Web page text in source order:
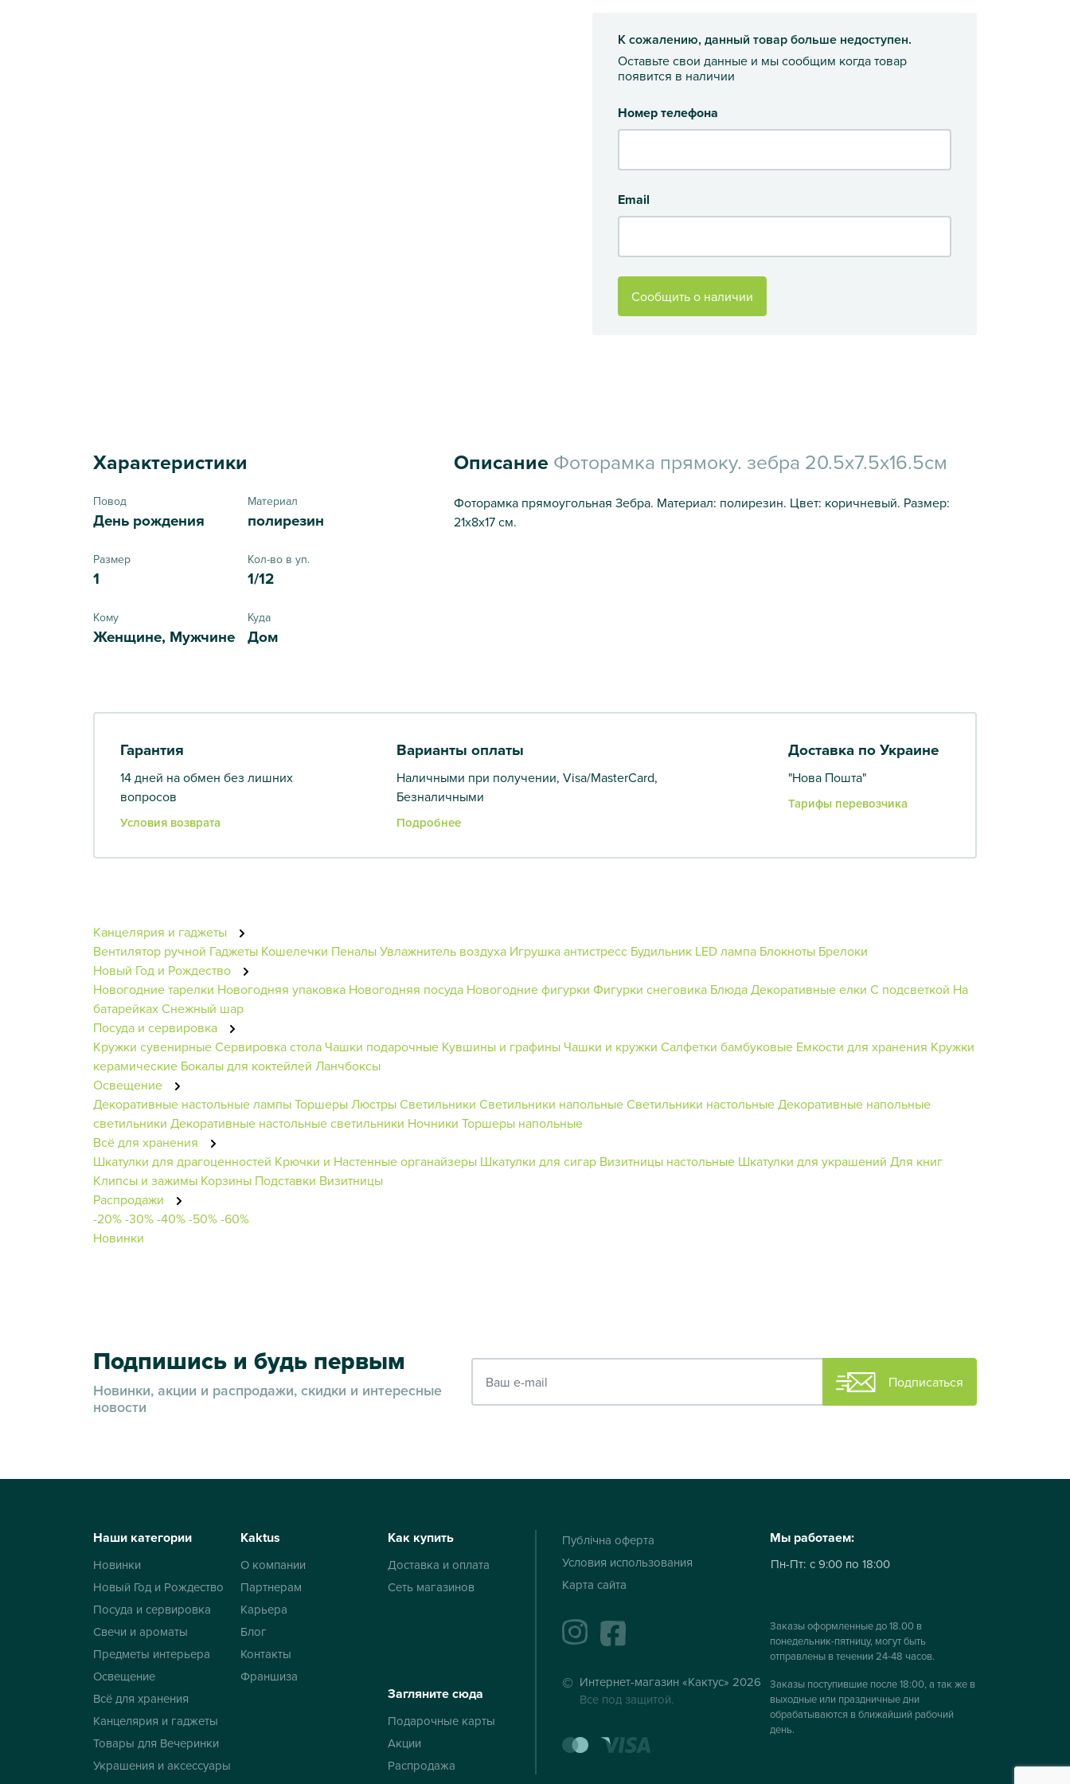
К сожалению, данный товар больше недоступен.
Оставьте свои данные и мы сообщим когда товар
появится в наличии
Номер телефона
Email
Сообщить о наличии
Характеристики
Повод
День рождения
Материал
полирезин
Размер
1
Кол-во в уп.
1/12
Кому
Женщине, Мужчине
Куда
Дом
Описание Фоторамка прямоку. зебра 20.5х7.5х16.5см
Фоторамка прямоугольная Зебра. Материал: полирезин. Цвет: коричневый. Размер:
21х8х17 см.
Гарантия
14 дней на обмен без лишних
вопросов
Условия возврата
Варианты оплаты
Наличными при получении, Visa/MasterCard,
Безналичными
Подробнее
Доставка по Украине
"Нова Пошта"
Тарифы перевозчика
Канцелярия и гаджеты
Вентилятор ручной Гаджеты Кошелечки ПеналыУвлажнитель воздуха Игрушка антистресс Будильник LED лампа Блокноты Брелоки
Новый Год и Рождество
Новогодние тарелки Новогодняя упаковка Новогодняя посуда Новогодние фигурки Фигурки снеговика БлюдаДекоративные елки С подсветкой На
батарейкахСнежный шар
Посуда и сервировка
Кружки сувенирныеСервировка стола Чашки подарочные Кувшины и графины Чашки и кружки Салфетки бамбуковые Емкости для хранения Кружки
керамические Бокалы для коктейлей Ланчбоксы
Освещение
Декоративные настольные лампыТоршерыЛюстрыСветильники Светильники напольныеСветильники настольныеДекоративные напольные
светильники Декоративные настольные светильники Ночники Торшеры напольные
Всё для хранения
Шкатулки для драгоценностей Крючки и Настенные органайзеры Шкатулки для сигар Визитницы настольные Шкатулки для украшений Для книг
Клипсы и зажимы Корзины Подставки Визитницы
Распродажи
-20%-30%-40%-50%-60%
Новинки
Подпишись и будь первым
Новинки, акции и распродажи, скидки и интересные
новости
Подписаться
Наши категории
Новинки
Новый Год и Рождество
Посуда и сервировка
Свечи и ароматы
Предметы интерьера
Освещение
Всё для хранения
Канцелярия и гаджеты
Товары для Вечеринки
Украшения и аксессуары
Kaktus
О компании
Партнерам
Карьера
Блог
Контакты
Франшиза
Как купить
Доставка и оплата
Сеть магазинов
Загляните сюда
Подарочные карты
Акции
Распродажа
Публічна оферта
Условия использования
Карта сайта
instagramfacebook
Интернет-магазин «Кактус» 2026
Все под защитой.
mastercard
Мы работаем:
Пн-Пт: с 9:00 по 18:00
Заказы оформленные до 18.00 в
понедельник-пятницу, могут быть
отправлены в течении 24-48 часов.
Заказы поступившие после 18:00, а так же в
выходные или праздничные дни
обрабатываются в ближайший рабочий
день.